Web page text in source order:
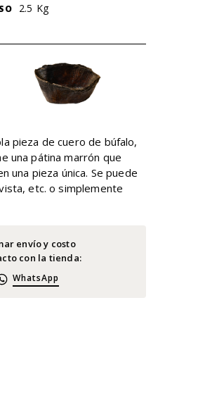
2.5 Kg
pieza de cuero de búfalo,
una pátina marrón que
una pieza única. Se puede
etc. o simplemente
envío y costo
con la tienda:
WhatsApp